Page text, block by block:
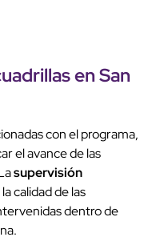
enSan
con el programa,
el avance de las
supervisión
calidad de las
dentro de